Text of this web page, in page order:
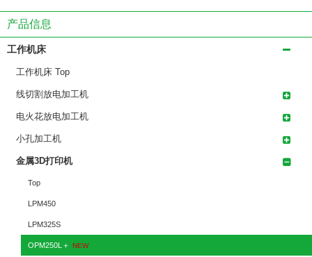
产品信息
工作机床
工作机床 Top
线切割放电加工机
电火花放电加工机
小孔加工机
金属3D打印机
Top
LPM450
LPM325S
OPM250L＋ NEW